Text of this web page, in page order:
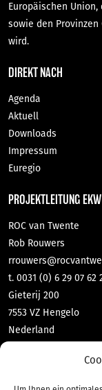
Europäischen Union,
sowie den
wird.
DIREKT NACH
Agenda
Aktuell
Downloads
Impressum
Euregio
PROJEKTLEITUNG EKW
ROC van Twente
Rob Rouwers
t. 0031 (0) 6 29 07 62
Gieterij 200
7553 VZ Hengelo
Nederland